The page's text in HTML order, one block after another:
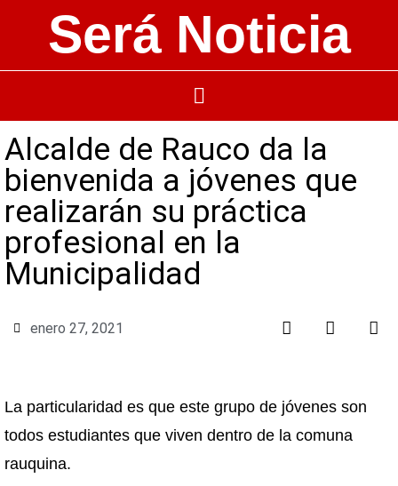
Será Noticia
Alcalde de Rauco da la
bienvenida a jóvenes que
realizarán su práctica
profesional en la
Municipalidad
enero 27, 2021
La particularidad es que este grupo de jóvenes son
todos estudiantes que viven dentro de la comuna
rauquina.